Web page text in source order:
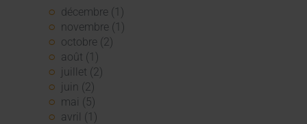
décembre (1)
novembre (1)
octobre (2)
août (1)
juillet (2)
juin (2)
mai (5)
avril (1)